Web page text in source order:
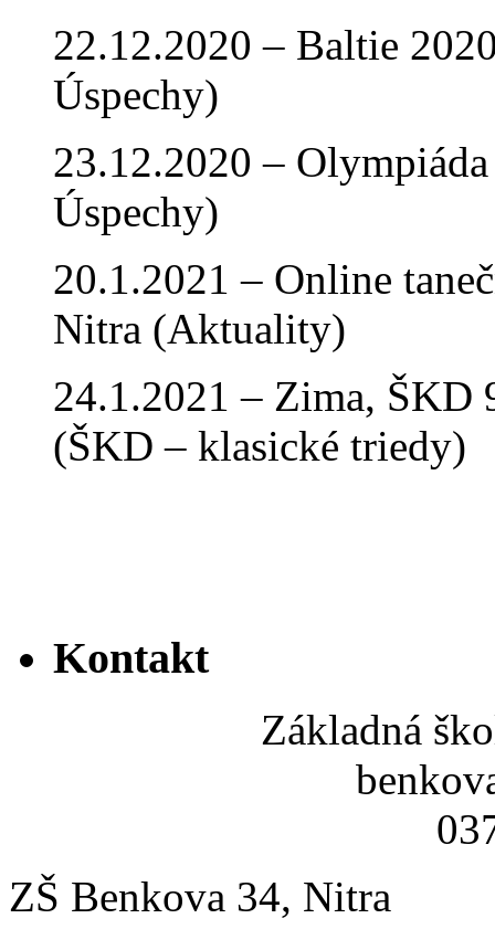
22.12.2020 – Baltie
Úspechy)
23.12.2020 –
Úspechy)
20.1.2021 – Online
Nitra (Aktuality)
24.1.2021 – Zima, ŠKD
(ŠKD – klasické triedy)
Kontakt
Základná
ZŠ Benkova 34, Nitra